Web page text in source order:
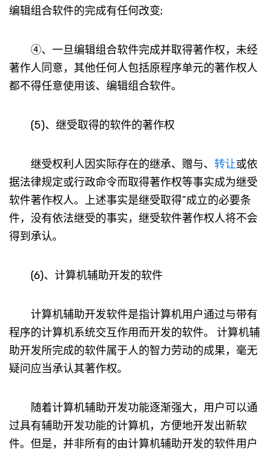
编辑组合软件的完成有任何改变;
④、一旦编辑组合软件完成并取得著作权，未经
著作人同意，其他任何人包括原程序单元的著作权人
都不得任意使用该、编辑组合软件。
(5)、继受取得的软件的著作权
继受权利人因实际存在的继承、赠与、 转让或依
据法律规定或行政命令而取得著作权等事实成为继受
软件著作权人。上述事实是继受取得”成立的必要条
件，没有依法继受的事实，继受软件著作权人将不会
得到承认。
(6)、计算机辅助开发的软件
计算机辅助开发软件是指计算机用户通过与带有
程序的计算机系统交互作用而开发的软件。 计算机辅
助开发所完成的软件属于人的智力劳动的成果，毫无
疑问应当承认其著作权。
随着计算机辅助开发功能逐渐强大，用户可以通
过具有辅助开发功能的计算机，方便地开发出新软
件。但是，并非所有的由计算机辅助开发的软件用户